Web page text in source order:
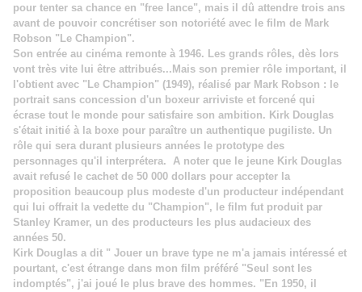
pour tenter sa chance en "free lance", mais il dû attendre trois ans
avant de pouvoir concrétiser son notoriété avec le film de Mark
Robson "Le Champion".
Son entrée au cinéma remonte à 1946. Les grands rôles, dès lors
vont très vite lui être attribués...Mais son premier rôle important, il
l'obtient avec "Le Champion" (1949), réalisé par Mark Robson : le
portrait sans concession d'un boxeur arriviste et forcené qui
écrase tout le monde pour satisfaire son ambition. Kirk Douglas
s'était initié à la boxe pour paraître un authentique pugiliste. Un
rôle qui sera durant plusieurs années le prototype des
personnages qu'il interprétera. A noter que le jeune Kirk Douglas
avait refusé le cachet de 50 000 dollars pour accepter la
proposition beaucoup plus modeste d'un producteur indépendant
qui lui offrait la vedette du "Champion", le film fut produit par
Stanley Kramer, un des producteurs les plus audacieux des
années 50.
Kirk Douglas a dit " Jouer un brave type ne m'a jamais intéressé et
pourtant, c'est étrange dans mon film préféré "Seul sont les
indomptés", j'ai joué le plus brave des hommes. " En 1950, il